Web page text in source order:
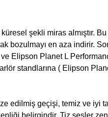
şekli miras almıştır.
bozulmayı en aza indirir.
Elipson Planet L
standlarına ( Elipson
edilmiş geçişi, temiz ve iyi
belirgindir. Tiz sesler